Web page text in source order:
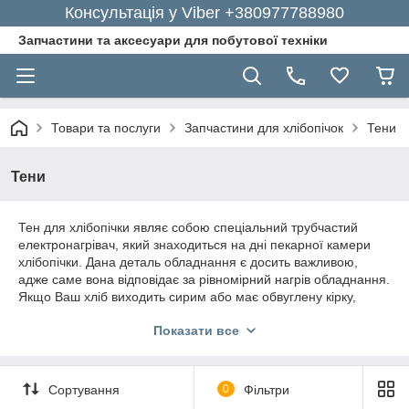
Консультація у Viber +380977788980
Запчастини та аксесуари для побутової техніки
Товари та послуги Запчастини для хлібопічок Тени
Тени
Тен для хлібопічки являє собою спеціальний трубчастий
електронагрівач, який знаходиться на дні пекарної камери
хлібопічки. Дана деталь обладнання є досить важливою,
адже саме вона відповідає за рівномірний нагрів обладнання.
Якщо Ваш хліб виходить сирим або має обвуглену кірку,
кваліфікованого фахівця. Наш інтернет-магазину допоможе
Показати все
Сортування 0 Фільтри